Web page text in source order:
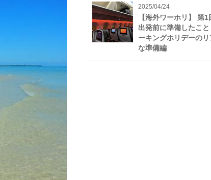
2025/04/24
【海外ワーホリ】 第1
出発前に準備したこと
ーキングホリデーの
な準備編